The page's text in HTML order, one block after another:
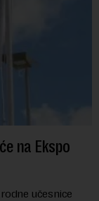
na Ekspo
učesnice